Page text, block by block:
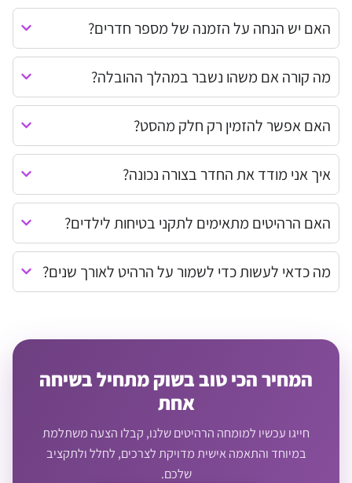
האם יש הנחה על הזמנה של מספר חדרים?
מה קורה אם משהו נשבר במהלך ההובלה?
האם אפשר להזמין רק חלק מהסט?
איך אני מודד את החדר בצורה נכונה?
האם הרהיטים מתאימים לתקני בטיחות לילדים?
מה כדאי לעשות כדי לשמור על הרהיט לאורך שנים?
המחיר הכי טוב בשוק מתחיל בשיחה
אחת
חייגו עכשיו למומחה הרהיטים שלנו, קבלו הצעה משתלמת
במיוחד והתאמה אישית מדויקת לצרכים, לחלל ולתקציב
שלכם.